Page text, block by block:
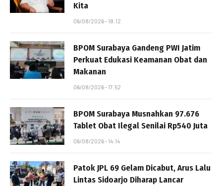
Kita
06/08/2026 - 18:12
BPOM Surabaya Gandeng PWI Jatim
Perkuat Edukasi Keamanan Obat dan
Makanan
06/08/2026 - 17:52
BPOM Surabaya Musnahkan 97.676
Tablet Obat Ilegal Senilai Rp540 Juta
06/08/2026 - 14:14
Patok JPL 69 Gelam Dicabut, Arus Lalu
Lintas Sidoarjo Diharap Lancar